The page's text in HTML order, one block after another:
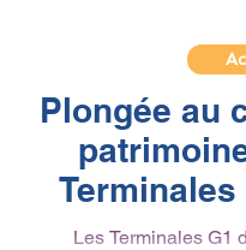
Plongée au
Les Terminales G1